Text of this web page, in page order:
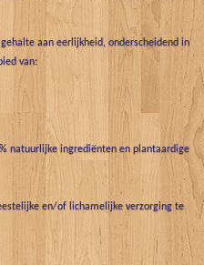
aan eerlijkheid, onderscheidend in
van:
natuurlijke ingrediënten en plantaardige
en/of lichamelijke verzorging te